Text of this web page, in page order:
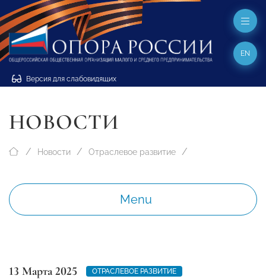
Версия для слабовидящих
EN
НОВОСТИ
Новости Отраслевое развитие
Menu
13 Марта 2025
ОТРАСЛЕВОЕ РАЗВИТИЕ